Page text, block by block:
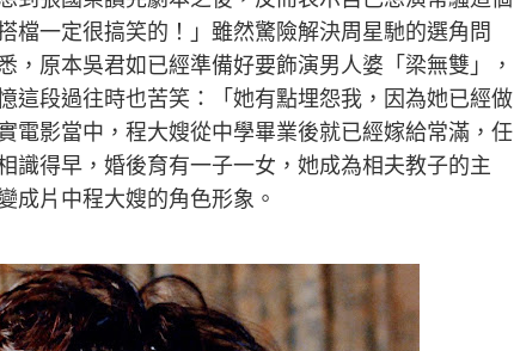
檔一定很搞笑的！」雖然驚險解決周星馳的選角問
原本吳君如已經準備好要飾演男人婆「梁無雙」，
這段過往時也苦笑：「她有點埋怨我，因為她已經做
電影當中，程大嫂從中學畢業後就已經嫁給常滿，任
識得早，婚後育有一子一女，她成為相夫教子的主
成片中程大嫂的角色形象。